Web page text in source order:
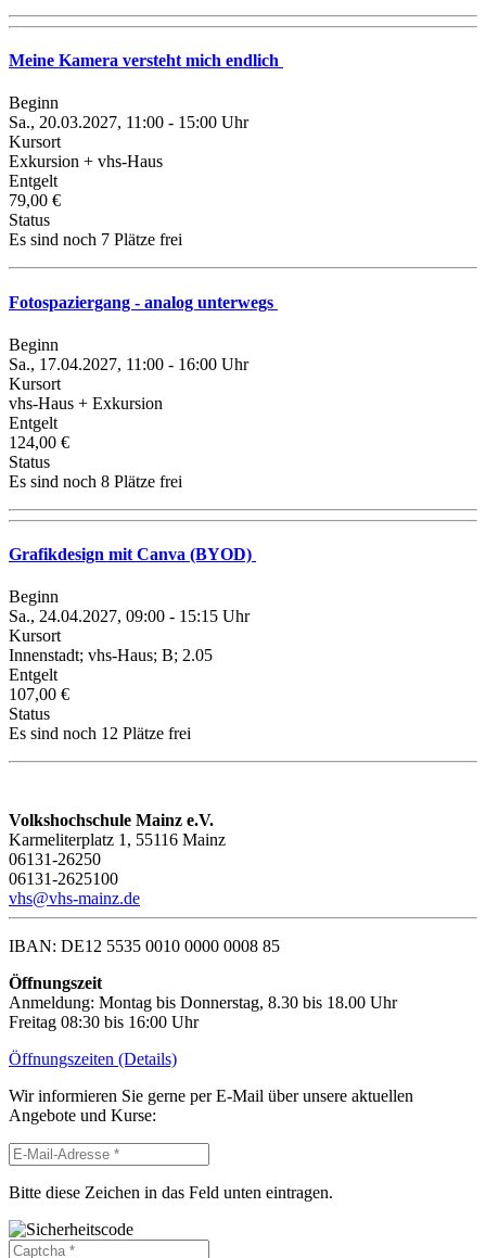
Meine Kamera versteht mich endlich
Beginn
Sa., 20.03.2027, 11:00 - 15:00 Uhr
Kursort
Exkursion + vhs-Haus
Entgelt
79,00 €
Status
Es sind noch 7 Plätze frei
Fotospaziergang - analog unterwegs
Beginn
Sa., 17.04.2027, 11:00 - 16:00 Uhr
Kursort
vhs-Haus + Exkursion
Entgelt
124,00 €
Status
Es sind noch 8 Plätze frei
Grafikdesign mit Canva (BYOD)
Beginn
Sa., 24.04.2027, 09:00 - 15:15 Uhr
Kursort
Innenstadt; vhs-Haus; B; 2.05
Entgelt
107,00 €
Status
Es sind noch 12 Plätze frei
Volkshochschule Mainz e.V.
Karmeliterplatz 1, 55116 Mainz
06131-26250
06131-2625100
vhs@vhs-mainz.de
IBAN: DE12 5535 0010 0000 0008 85
Öffnungszeit
Anmeldung: Montag bis Donnerstag, 8.30 bis 18.00 Uhr
Freitag 08:30 bis 16:00 Uhr
Öffnungszeiten (Details)
Wir informieren Sie gerne per E-Mail über unsere aktuellen
Angebote und Kurse:
Bitte diese Zeichen in das Feld unten eintragen.